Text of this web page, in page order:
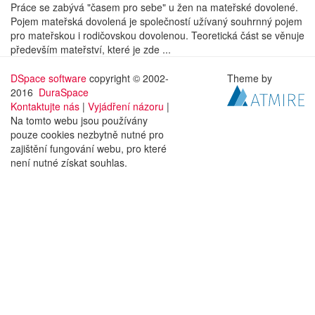
Práce se zabývá "časem pro sebe" u žen na mateřské dovolené.
Pojem mateřská dovolená je společností užívaný souhrnný pojem
pro mateřskou i rodičovskou dovolenou. Teoretická část se věnuje
především mateřství, které je zde ...
DSpace software copyright © 2002-
2016 DuraSpace
Kontaktujte nás | Vyjádření názoru |
Na tomto webu jsou používány
pouze cookies nezbytně nutné pro
zajištění fungování webu, pro které
není nutné získat souhlas.
Theme by